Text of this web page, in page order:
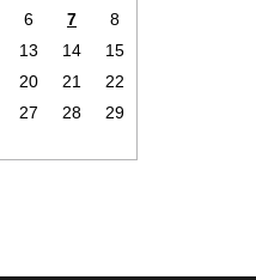
6 7
8
13 14
15
20 21
22
27 28
29